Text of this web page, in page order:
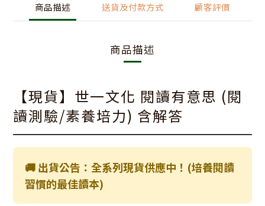
商品描述 送貨及付款方式 顧客評價
商品描述
【現貨】世一文化 閱讀有意思 (閱
讀測驗/素養培力) 含解答
🚚 出貨公告：全系列現貨供應中！(培養閱讀
習慣的最佳讀本)